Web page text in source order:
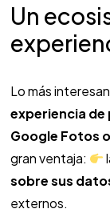
Un
Lo más
experiencia
Google Fotos
gran ventaja:
sobre sus
externos.